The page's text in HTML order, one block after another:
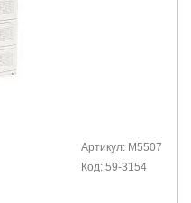
Артикул: М5507
Код: 59-3154